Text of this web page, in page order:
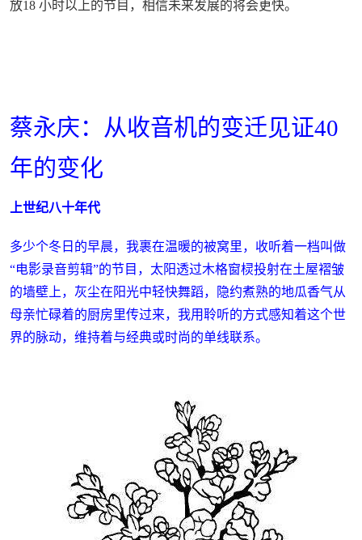
放18 小时以上的节目，相信未来发展的将会更快。
蔡永庆：从收音机的变迁见证40
年的变化
上世纪八十年代
多少个冬日的早晨，我裹在温暖的被窝里，收听着一档叫做
“电影录音剪辑”的节目，太阳透过木格窗棂投射在土屋褶皱
的墙壁上，灰尘在阳光中轻快舞蹈，隐约煮熟的地瓜香气从
母亲忙碌着的厨房里传过来，我用聆听的方式感知着这个世
界的脉动，维持着与经典或时尚的单线联系。